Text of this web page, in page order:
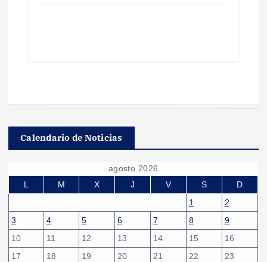
Calendario de Noticias
agosto 2026
L
M X J V S
D
1
2
3
4 5 6 7 8
9
10
11 12 13 14 15
16
17
18 19 20 21 22
23